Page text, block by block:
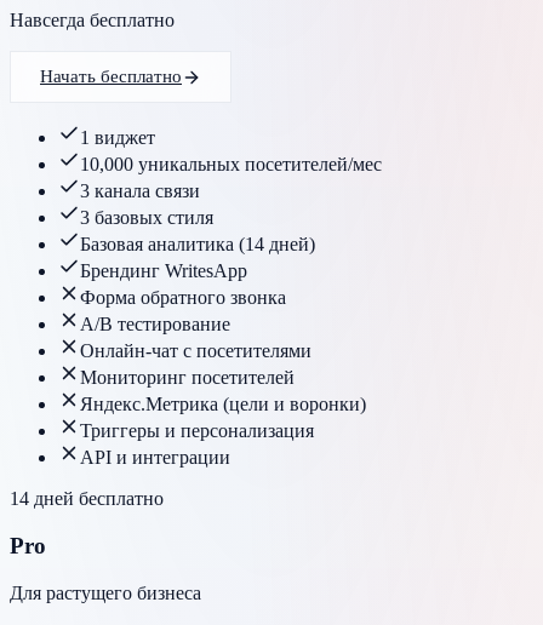
Навсегда бесплатно
Начать бесплатно
1 виджет
10,000 уникальных посетителей/мес
3 канала связи
3 базовых стиля
Базовая аналитика (14 дней)
Брендинг WritesApp
Форма обратного звонка
A/B тестирование
Онлайн-чат с посетителями
Мониторинг посетителей
Яндекс.Метрика (цели и воронки)
Триггеры и персонализация
API и интеграции
14 дней бесплатно
Pro
Для растущего бизнеса